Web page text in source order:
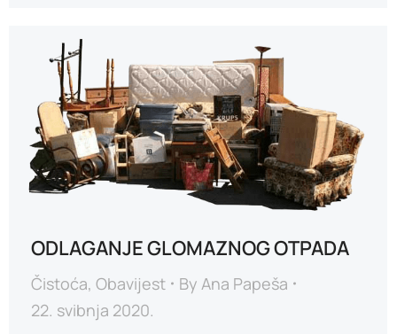
ODLAGANJE GLOMAZNOG OTPADA
Čistoća, Obavijest By Ana Papeša
22. svibnja 2020.